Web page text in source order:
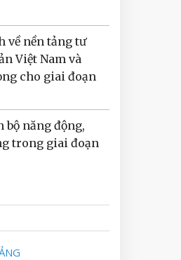
về nền tảng tư
Việt Nam và
cho giai đoạn
bộ năng động,
trong giai đoạn